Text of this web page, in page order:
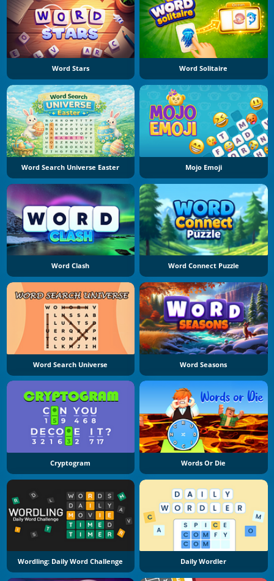
Word Stars Word Solitaire
Word Search Universe Easter Mojo Emoji
Word Clash Word Connect Puzzle
Word Search Universe Word Seasons
Cryptogram Words Or Die
Wordling: Daily Word Challenge Daily Wordler